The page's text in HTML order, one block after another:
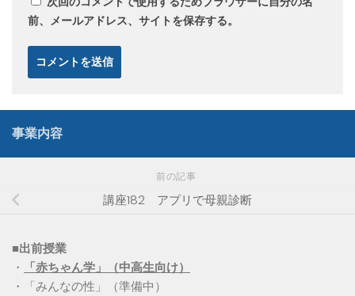
前、メールアドレス、サイトを保存する。
事業内容
前の記事
講座182 アプリで母親診断
■出前授業
・
「赤ちゃん学」（中高生向け）
・「みんなの性」（準備中）